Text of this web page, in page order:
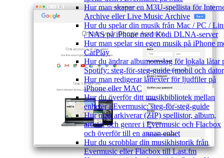
Hur man skapar en M3U-spellista för
Archive eller Live Music Archive
Hur du spelar din musik från Mac / PC /
/ NAS på iPhone med Kodi DLNA-server
Hur man spelar sin egen musik på iPhone
CarPlay
Hur du ändrar albumomslag för lokala låtar
Spotify: steg-för-steg-guide (mobil och
Hur man redigerar låttexter för ljudfiler på
iPhone eller MAC
Hur du överför ditt musikbibliotek mellan
enheter i Evermusic: steg-för-steg-guide
Hur man arkiverar (ZIP) spellistor, album,
artister och genrer i Evermusic och Flacbox
och överför till en annan enhet
Hur du scrobblar din musikhistorik från
Evermusic eller Flacbox till Last.fm